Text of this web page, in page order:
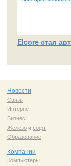
Elcore стал
Новости
Связь
Интернет
Бизнес
Железоисофт
Образование
Компании
Компьютеры